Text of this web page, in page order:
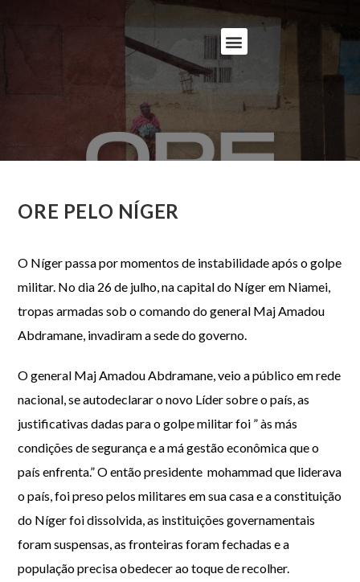
ORE PELO NÍGER
O Níger passa por momentos de instabilidade após o golpe
militar. No dia 26 de julho, na capital do Níger em Niamei,
tropas armadas sob o comando do general Maj Amadou
Abdramane, invadiram a sede do governo.
O general Maj Amadou Abdramane, veio a público em rede
nacional, se autodeclarar o novo Líder sobre o país, as
justificativas dadas para o golpe militar foi ” às más
condições de segurança e a má gestão econômica que o
país enfrenta.” O então presidente mohammad que liderava
o país, foi preso pelos militares em sua casa e a constituição
do Níger foi dissolvida, as instituições governamentais
foram suspensas, as fronteiras foram fechadas e a
população precisa obedecer ao toque de recolher.